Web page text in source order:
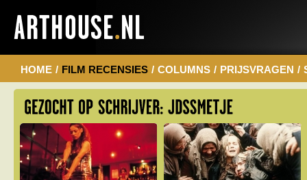
HOME / FILM RECENSIES / COLUMNS / PRIJSVRAGEN /